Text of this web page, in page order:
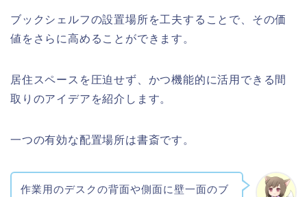
ブックシェルフの設置場所を工夫することで、その価
値をさらに高めることができます。
居住スペースを圧迫せず、かつ機能的に活用できる間
取りのアイデアを紹介します。
一つの有効な配置場所は書斎です。
作業用のデスクの背面や側面に壁一面のブ